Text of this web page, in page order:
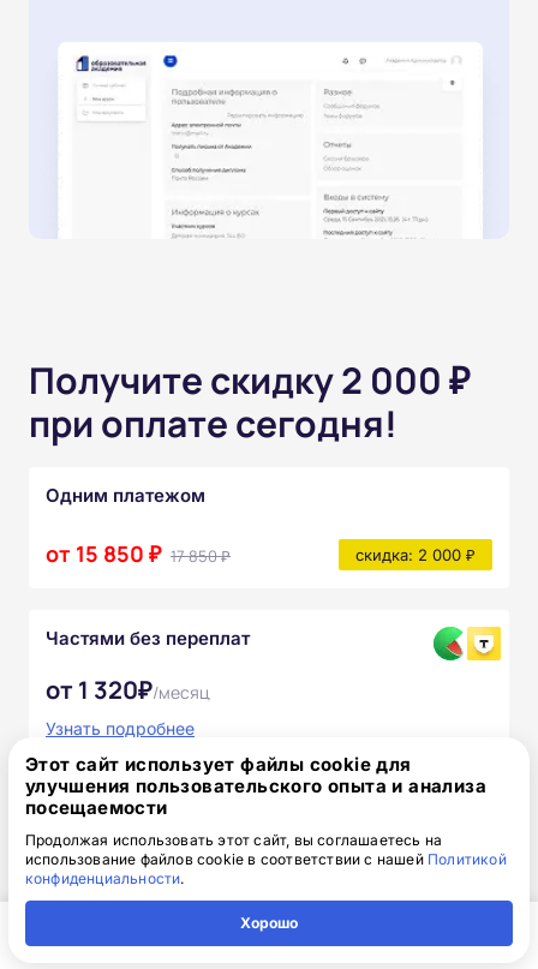
Получите скидку 2 000 ₽
при оплате сегодня!
Одним платежом
от 15 850 ₽ 17 850 ₽ скидка: 2 000 ₽
Частями без переплат
от 1 320₽/месяц
Узнать подробнее
После прохождения курса вы получите:
Полный комплект официальных
документов
Доступ к онлайн-платформе Академии
Этот сайт использует файлы cookie для
улучшения пользовательского опыта и анализа
посещаемости
Продолжая использовать этот сайт, вы соглашаетесь на
использование файлов cookie в соответствии с нашей Политикой
конфиденциальности.
Хорошо